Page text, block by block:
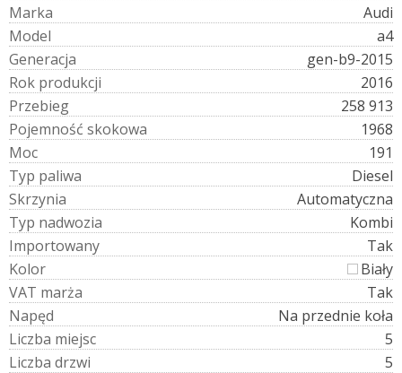
Marka
Audi
Model
a4
Generacja
gen-b9-2015
Rok produkcji
2016
Przebieg
258 913
Pojemność skokowa
1968
Moc
191
Typ paliwa
Diesel
Skrzynia
Automatyczna
Typ nadwozia
Kombi
Importowany
Tak
Kolor
Biały
VAT marża
Tak
Napęd
Na przednie koła
Liczba miejsc
5
Liczba drzwi
5